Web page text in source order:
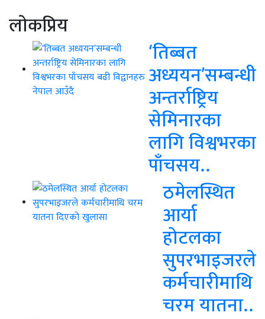
लाेकप्रिय
‘तिब्बत
अध्ययन’सम्बन्धी
अन्तर्राष्ट्रिय
सेमिनारका
लागि विश्वभरका
पाँचसय..
ठमेलस्थित
आर्या
होटलका
सुपरभाइजरले
कर्मचारीमाथि
चरम यातना..